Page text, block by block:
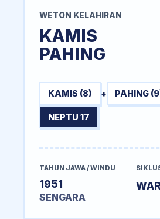
WETON KELAHIRAN
KAMIS
PAHING
KAMIS (8) + PAHING
NEPTU 17
TAHUN JAWA / WINDU
1951
SENGARA